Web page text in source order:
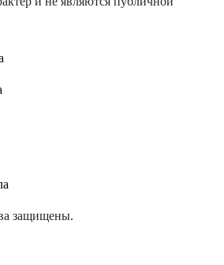
защищены.